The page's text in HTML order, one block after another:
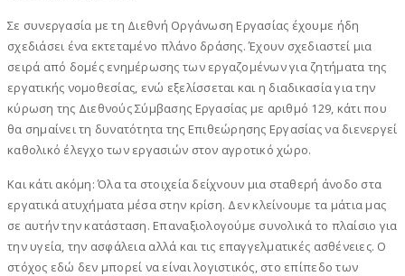
Σε συνεργασία με τη Διεθνή Οργάνωση Εργασίας έχουμε ήδη
σχεδιάσει ένα εκτεταμένο πλάνο δράσης. Έχουν σχεδιαστεί μια
σειρά από δομές ενημέρωσης των εργαζομένων για ζητήματα της
εργατικής νομοθεσίας, ενώ εξελίσσεται και η διαδικασία για την
κύρωση της Διεθνούς Σύμβασης Εργασίας με αριθμό 129, κάτι που
θα σημαίνει τη δυνατότητα της Επιθεώρησης Εργασίας να διενεργεί
καθολικό έλεγχο των εργασιών στον αγροτικό χώρο.
Και κάτι ακόμη: Όλα τα στοιχεία δείχνουν μια σταθερή άνοδο στα
εργατικά ατυχήματα μέσα στην κρίση. Δεν κλείνουμε τα μάτια μας
σε αυτήν την κατάσταση. Επαναξιολογούμε συνολικά το πλαίσιο για
την υγεία, την ασφάλεια αλλά και τις επαγγελματικές ασθένειες. Ο
στόχος εδώ δεν μπορεί να είναι λογιστικός, στο επίπεδο των